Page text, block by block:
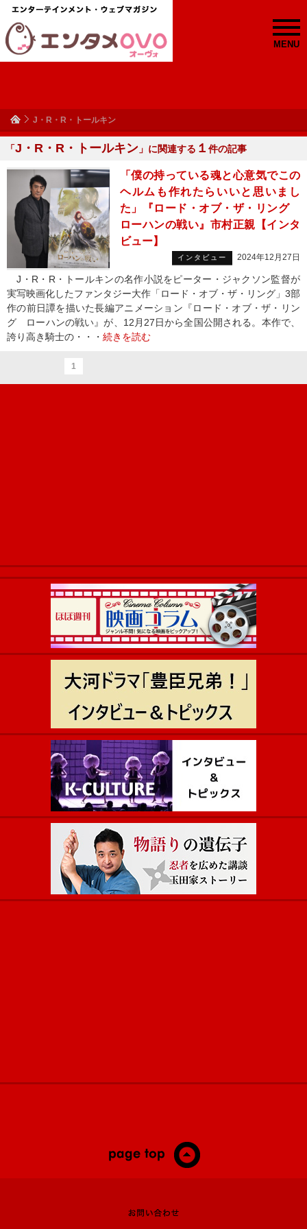
MENU
J・R・R・トールキン
「J・R・R・トールキン 」に関連する １ 件の記事
「僕の持っている魂と心意気でこの
ヘルムも作れたらいいと思いまし
た」『ロード・オブ・ザ・リング
ローハンの戦い』市村正親【インタ
ビュー】
インタビュー 2024年12月27日
J・R・R・トールキンの名作小説をピーター・ジャクソン監督が
実写映画化したファンタジー大作「ロード・オブ・ザ・リング」3部
作の前日譚を描いた長編アニメーション『ロード・オブ・ザ・リン
グ ローハンの戦い』が、12月27日から全国公開される。本作で、
誇り高き騎士の・・・ 続きを読む
1